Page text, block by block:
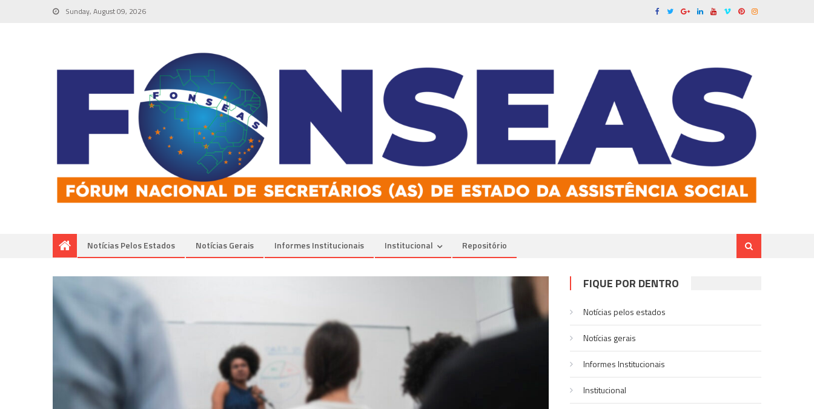
Sunday, August 09, 2026
Notícias Pelos Estados Notí­cias Gerais Informes Institucionais Institucional Repositório
FIQUE POR DENTRO
Notícias pelos estados
Notí­cias gerais
Informes Institucionais
Institucional